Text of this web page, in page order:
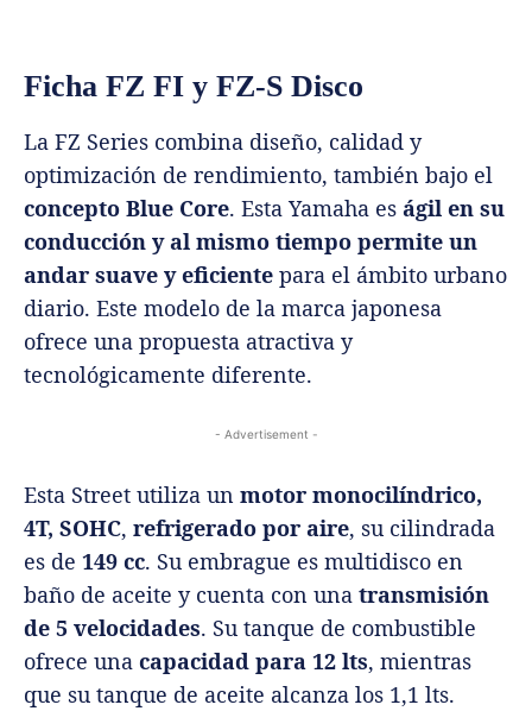
Ficha FZ FI y FZ-S Disco
La FZ Series combina diseño, calidad y
optimización de rendimiento, también bajo el
concepto Blue Core. Esta Yamaha es ágil en su
conducción y al mismo tiempo permite un
andar suave y eficiente para el ámbito urbano
diario. Este modelo de la marca japonesa
ofrece una propuesta atractiva y
tecnológicamente diferente.
- Advertisement -
Esta Street utiliza un motor monocilíndrico,
4T, SOHC, refrigerado por aire, su cilindrada
es de 149 cc. Su embrague es multidisco en
baño de aceite y cuenta con una transmisión
de 5 velocidades. Su tanque de combustible
ofrece una capacidad para 12 lts, mientras
que su tanque de aceite alcanza los 1,1 lts.